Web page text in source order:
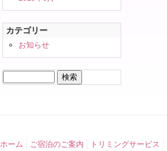
カテゴリー
お知らせ
索:
ホーム ご宿泊のご案内 トリミングサービス